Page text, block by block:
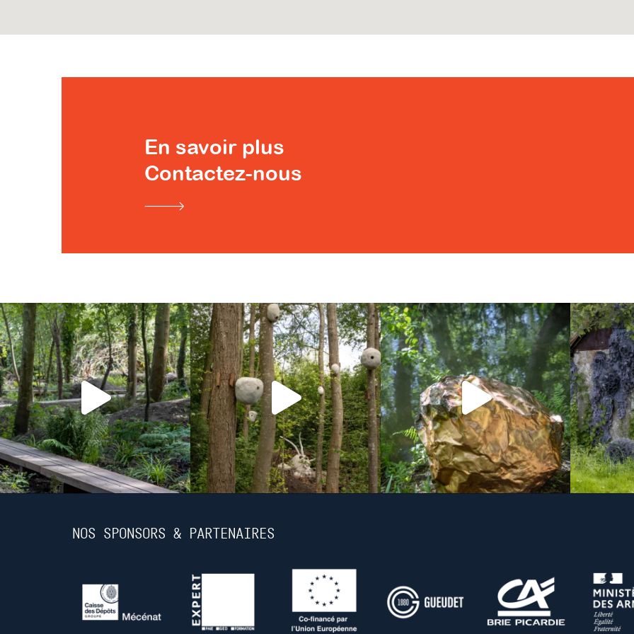
En savoir plus
Contactez-nous
NOS SPONSORS & PARTENAIRES